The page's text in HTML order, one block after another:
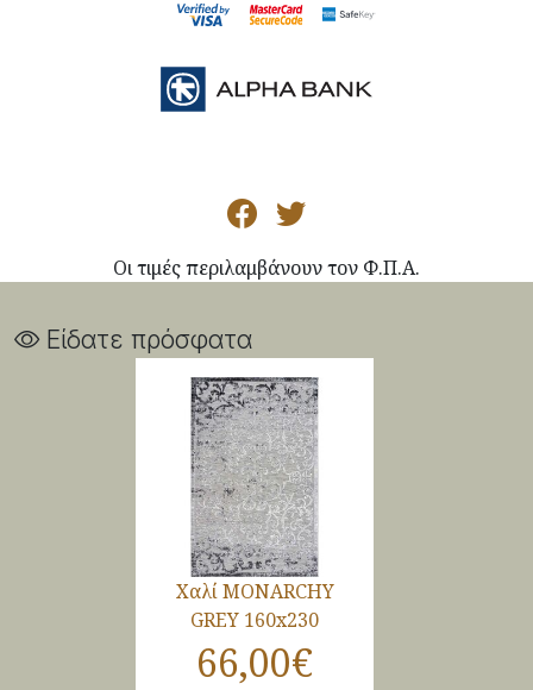
Οι τιμές περιλαμβάνουν τον Φ.Π.Α.
Είδατε πρόσφατα
Χαλί MONARCHY
GREY 160x230
66,00€